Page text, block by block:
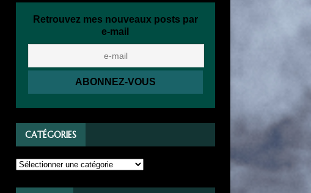
Retrouvez mes nouveaux posts par
e-mail
CATÉGORIES